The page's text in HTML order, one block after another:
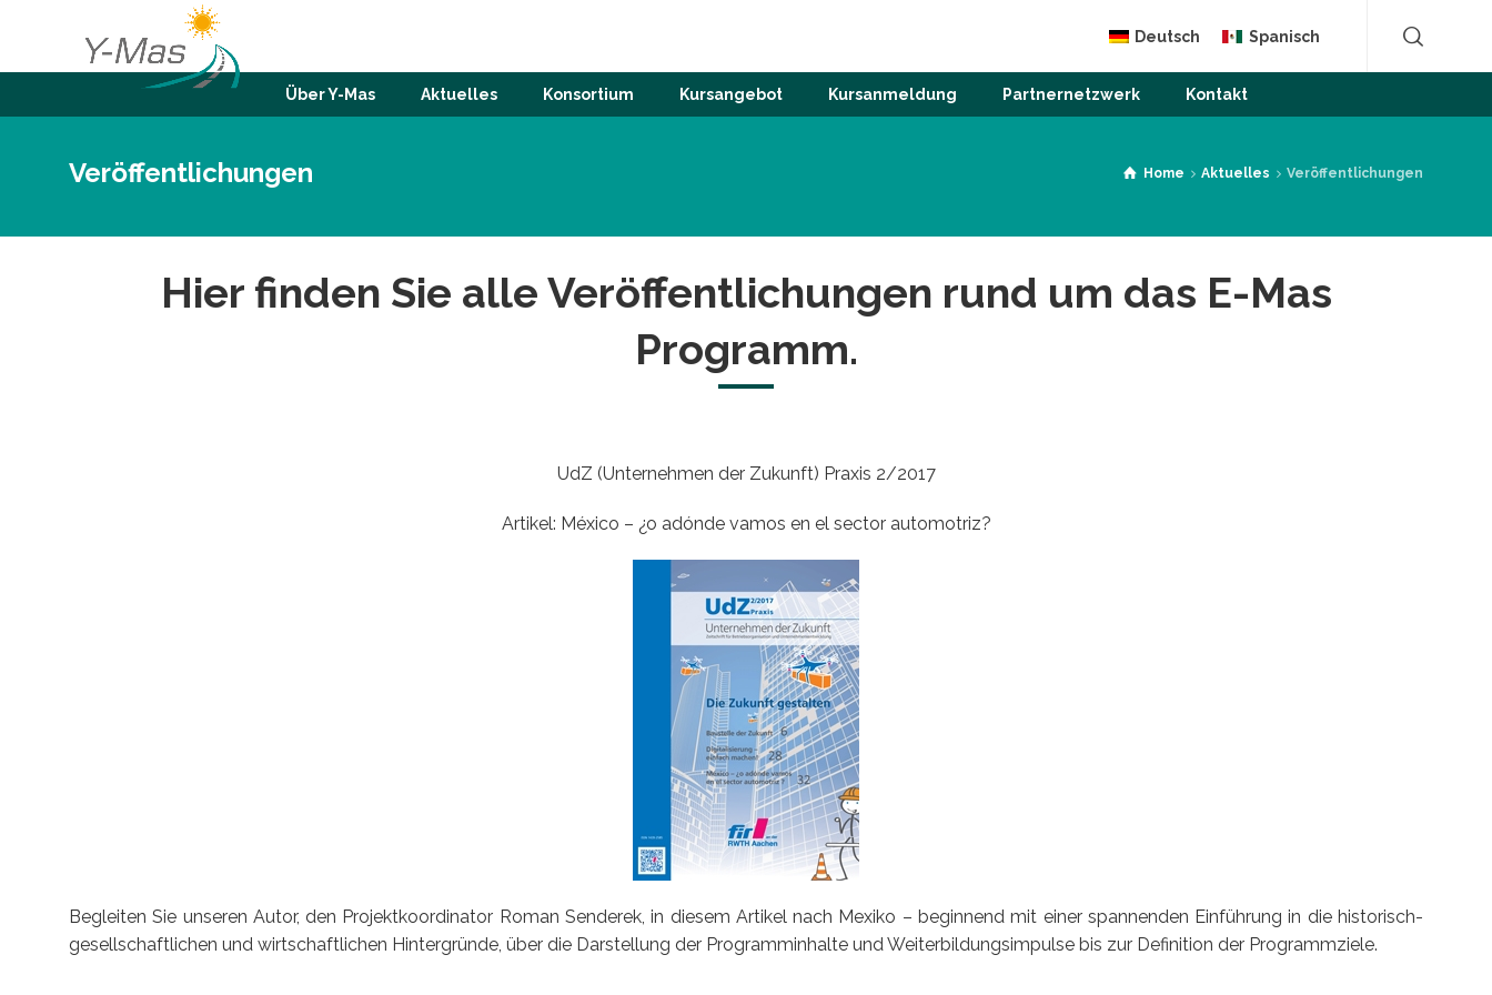
Deutsch Spanisch
Über Y-Mas Aktuelles Konsortium Kursangebot Kursanmeldung Partnernetzwerk Kontakt
Veröffentlichungen Home Aktuelles Veröffentlichungen
Hier finden Sie alle Veröffentlichungen rund um das E-Mas
Programm.
UdZ (Unternehmen der Zukunft) Praxis 2/2017
Artikel: México – ¿o adónde vamos en el sector automotriz?
Begleiten Sie unseren Autor, den Projektkoordinator Roman Senderek, in diesem Artikel nach Mexiko – beginnend mit einer spannenden Einführung in die historisch-
gesellschaftlichen und wirtschaftlichen Hintergründe, über die Darstellung der Programminhalte und Weiterbildungsimpulse bis zur Definition der Programmziele.